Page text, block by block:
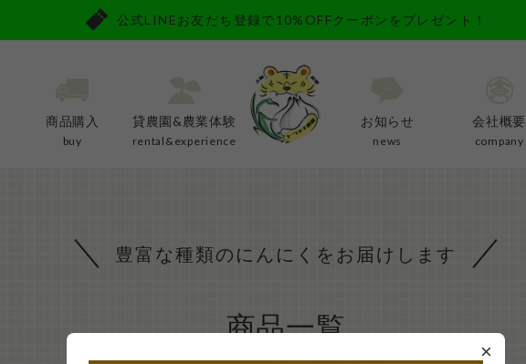
公式LINEお友だち登録で10%OFFクーポンをプレゼント！
商品購入
buy
貸農園&農業体験
rental&experience
お知らせ
news
会社概要
company
豊富な種類のにんにくを お届けします
商品一覧
×